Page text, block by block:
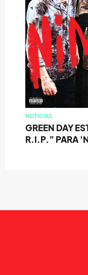
NOTICIAS
GREEN DAY
R.I.P.” PARA